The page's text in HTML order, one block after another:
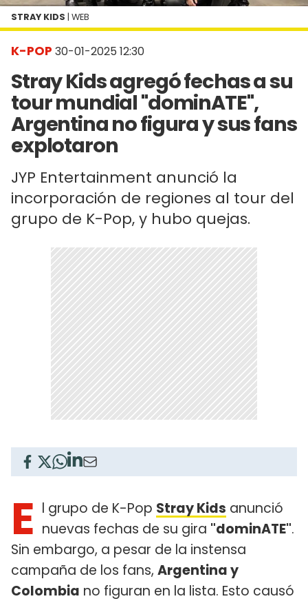
K-POP 30-01-2025 12:30
Stray Kids agregó fechas a su
tour mundial "dominATE",
Argentina no figura y sus fans
explotaron
JYP Entertainment anunció la
incorporación de regiones al tour del
grupo de K-Pop, y hubo quejas.
STRAY KIDS | WEB
E l grupo de K-Pop Stray Kids anunció
nuevas fechas de su gira "dominATE".
Sin embargo, a pesar de la instensa
campaña de los fans, Argentina y
Colombia no figuran en la lista. Esto causó